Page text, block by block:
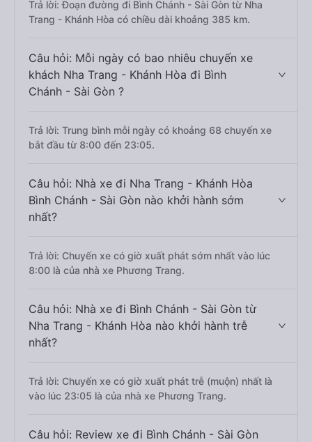
Trả lời: Đoạn đường đi Bình Chánh - Sài Gòn từ Nha
Trang - Khánh Hòa có chiều dài khoảng 385 km.
Câu hỏi: Mỗi ngày có bao nhiêu chuyến xe
khách Nha Trang - Khánh Hòa đi Bình
Chánh - Sài Gòn ?
Trả lời: Trung bình mỗi ngày có khoảng 68 chuyến xe
bắt đầu từ 8:00 đến 23:05.
Câu hỏi: Nhà xe đi Nha Trang - Khánh Hòa
Bình Chánh - Sài Gòn nào khởi hành sớm
nhất?
Trả lời: Chuyến xe có giờ xuất phát sớm nhất vào lúc
8:00 là của nhà xe Phương Trang.
Câu hỏi: Nhà xe đi Bình Chánh - Sài Gòn từ
Nha Trang - Khánh Hòa nào khởi hành trễ
nhất?
Trả lời: Chuyến xe có giờ xuất phát trễ (muộn) nhất là
vào lúc 23:05 là của nhà xe Phương Trang.
Câu hỏi: Review xe đi Bình Chánh - Sài Gòn